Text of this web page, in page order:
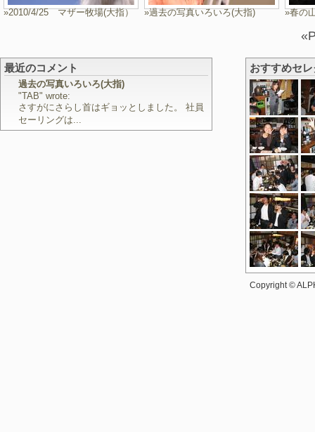
»2010/4/25 マザー牧場(大指） »過去の写真いろいろ(大指) »春の
最近のコメント
過去の写真いろいろ(大指)
"TAB" wrote:
さすがにさらし首はギョッとしました。 社員
セーリングは...
おすすめセ
Copyright ©